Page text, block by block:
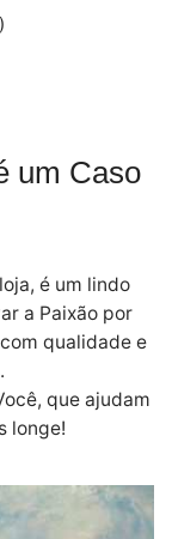
um Caso
é um lindo
a Paixão por
qualidade e
que ajudam
longe!